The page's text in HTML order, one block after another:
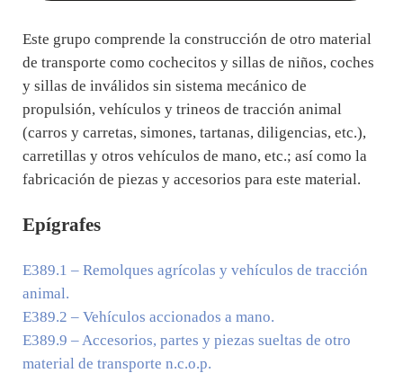
Este grupo comprende la construcción de otro material
de transporte como cochecitos y sillas de niños, coches
y sillas de inválidos sin sistema mecánico de
propulsión, vehículos y trineos de tracción animal
(carros y carretas, simones, tartanas, diligencias, etc.),
carretillas y otros vehículos de mano, etc.; así como la
fabricación de piezas y accesorios para este material.
Epígrafes
E389.1 – Remolques agrícolas y vehículos de tracción
animal.
E389.2 – Vehículos accionados a mano.
E389.9 – Accesorios, partes y piezas sueltas de otro
material de transporte n.c.o.p.